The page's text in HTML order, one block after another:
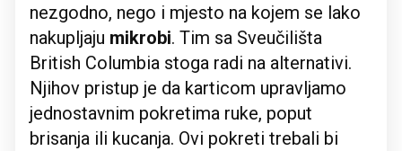
nezgodno, nego i mjesto na kojem se lako
nakupljaju mikrobi. Tim sa Sveučilišta
British Columbia stoga radi na alternativi.
Njihov pristup je da karticom upravljamo
jednostavnim pokretima ruke, poput
brisanja ili kucanja. Ovi pokreti trebali bi